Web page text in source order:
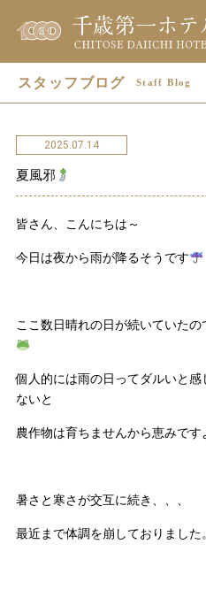
スタッフブログ Staff Blog
2025.07.14
夏風邪
皆さん、こんにちは～
今日は夜から雨が降るそうです
ここ数日晴れの日が続いていた
個人的には雨の日ってダルいと
ないと
農作物は育ちませんから恵み
暑さと寒さが交互に続き、、、
最近まで体調を崩しておりました